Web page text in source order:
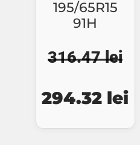
195/65R15
91H
316.47lei
inițial
a
294.32 lei